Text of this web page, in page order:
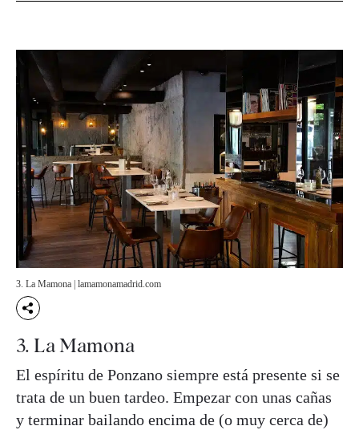
3. La Mamona | lamamonamadrid.com
3. La Mamona
El espíritu de Ponzano siempre está presente si se
trata de un buen tardeo. Empezar con unas cañas
y terminar bailando encima de (o muy cerca de)